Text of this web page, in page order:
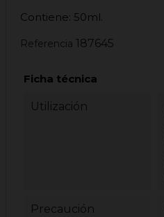
Contiene: 50ml.
Referencia 187645
Ficha técnica
Utilización
Precaución